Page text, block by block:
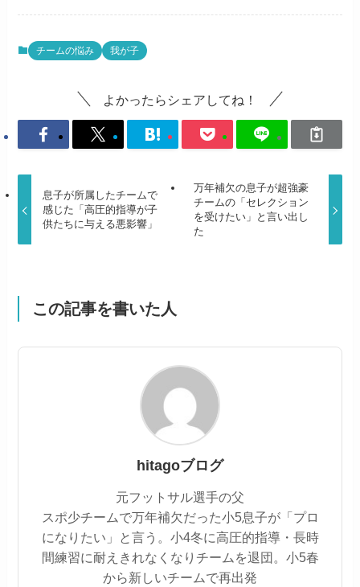
チームの悩み 我が子
よかったらシェアしてね！
息子が所属したチームで
感じた「高圧的指導が子
供たちに与える悪影響」
万年補欠の息子が超強豪
チームの「セレクション
を受けたい」と言い出し
た
この記事を書いた人
hitagoブログ
元フットサル選手の父
スポ少チームで万年補欠だった小5息子が「プロ
になりたい」と言う。小4冬に高圧的指導・長時
間練習に耐えきれなくなりチームを退団。小5春
から新しいチームで再出発